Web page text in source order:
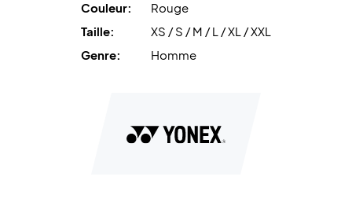
Couleur:
Rouge
Taille:
XS / S / M / L / XL / XXL
Genre:
Homme